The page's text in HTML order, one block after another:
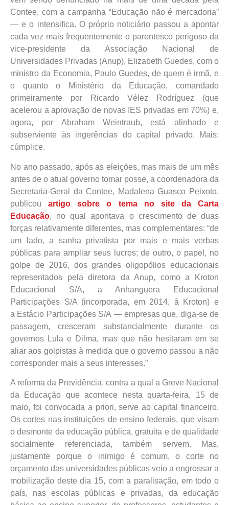
Contee, com a campanha “Educação não é mercadoria”
— e o intensifica. O próprio noticiário passou a apontar
cada vez mais frequentemente o parentesco perigoso da
vice-presidente da Associação Nacional de
Universidades Privadas (Anup), Elizabeth Guedes, com o
ministro da Economia, Paulo Guedes, de quem é irmã, e
o quanto o Ministério da Educação, comandado
primeiramente por Ricardo Vélez Rodríguez (que
acelerou a aprovação de novas IES privadas em 70%) e,
agora, por Abraham Weintraub, está alinhado e
subserviente às ingerências do capital privado. Mais:
cúmplice.
No ano passado, após as eleições, mas mais de um mês
antes de o atual governo tomar posse, a coordenadora da
Secretaria-Geral da Contee, Madalena Guasco Peixoto,
publicouartigo sobre o tema no site da Carta
Educação, no qual apontava o crescimento de duas
forças relativamente diferentes, mas complementares: “de
um lado, a sanha privatista por mais e mais verbas
públicas para ampliar seus lucros; de outro, o papel, no
golpe de 2016, dos grandes oligopólios educacionais
representados pela diretora da Anup, como a Kroton
Educacional S/A, a Anhanguera Educacional
Participações S/A (incorporada, em 2014, à Kroton) e
a Estácio Participações S/A — empresas que, diga-se de
passagem, cresceram substancialmente durante os
governos Lula e Dilma, mas que não hesitaram em se
aliar aos golpistas à medida que o governo passou a não
corresponder mais a seus interesses.”
A reforma da Previdência, contra a qual a Greve Nacional
da Educação que acontece nesta quarta-feira, 15 de
maio, foi convocada a priori, serve ao capital financeiro.
Os cortes nas instituições de ensino federais, que visam
o desmonte da educação pública, gratuita e de qualidade
socialmente referenciada, também servem. Mas,
justamente porque o inimigo é comum, o corte no
orçamento das universidades públicas veio a engrossar a
mobilização deste dia 15, com a paralisação, em todo o
país, nas escolas públicas e privadas, da educação